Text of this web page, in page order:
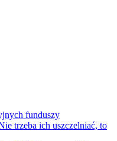
funduszy
trzeba ich uszczelniać, to